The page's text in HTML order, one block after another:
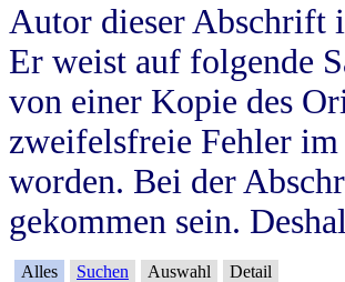
Autor dieser Abschrift
Er weist auf folgende
von einer Kopie des
zweifelsfreie Fehler
worden. Bei der
gekommen sein.
Alles Suchen Auswahl Detail